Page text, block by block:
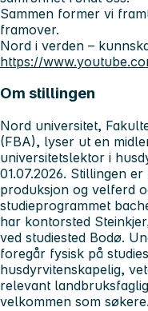
Sammen former vi
framover.
Nord i verden –
https://
Om stillingen
Nord universitet,
(FBA), lyser ut en
universitetslektor i
01.07.2026. Stillingen
produksjon og velferd
studieprogrammet
har kontorsted
ved studiested Bodø.
foregår fysisk på
husdyrvitenskapelig,
relevant
velkommen som søkere.